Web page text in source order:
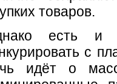
товаров.
есть и
с
идёт о